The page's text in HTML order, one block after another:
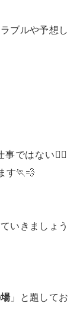
ブルや予想し
ではない🙅‍♂️
す🏃💨
いきましょう
」と題してお